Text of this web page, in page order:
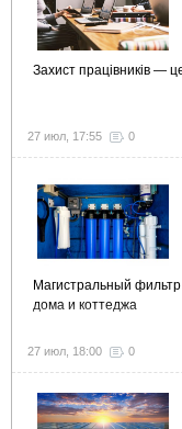
Захист працівників —
27 июл, 17:55 0
Магистральный
дома и коттеджа
27 июл, 18:00 0